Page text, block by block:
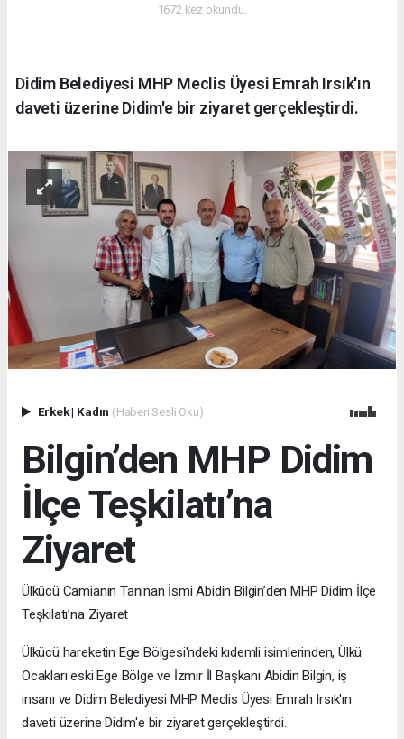
1672 kez okundu.
Didim Belediyesi MHP Meclis Üyesi Emrah Irsık'ın
daveti üzerine Didim'e bir ziyaret gerçekleştirdi.
Erkek| Kadın (Haberi Sesli Oku)
Bilgin’den MHP Didim
İlçe Teşkilatı’na
Ziyaret
Ülkücü Camianın Tanınan İsmi Abidin Bilgin’den MHP Didim İlçe
Teşkilatı’na Ziyaret
Ülkücü hareketin Ege Bölgesi'ndeki kıdemli isimlerinden, Ülkü
Ocakları eski Ege Bölge ve İzmir İl Başkanı Abidin Bilgin, iş
insanı ve Didim Belediyesi MHP Meclis Üyesi Emrah Irsık'ın
daveti üzerine Didim'e bir ziyaret gerçekleştirdi.